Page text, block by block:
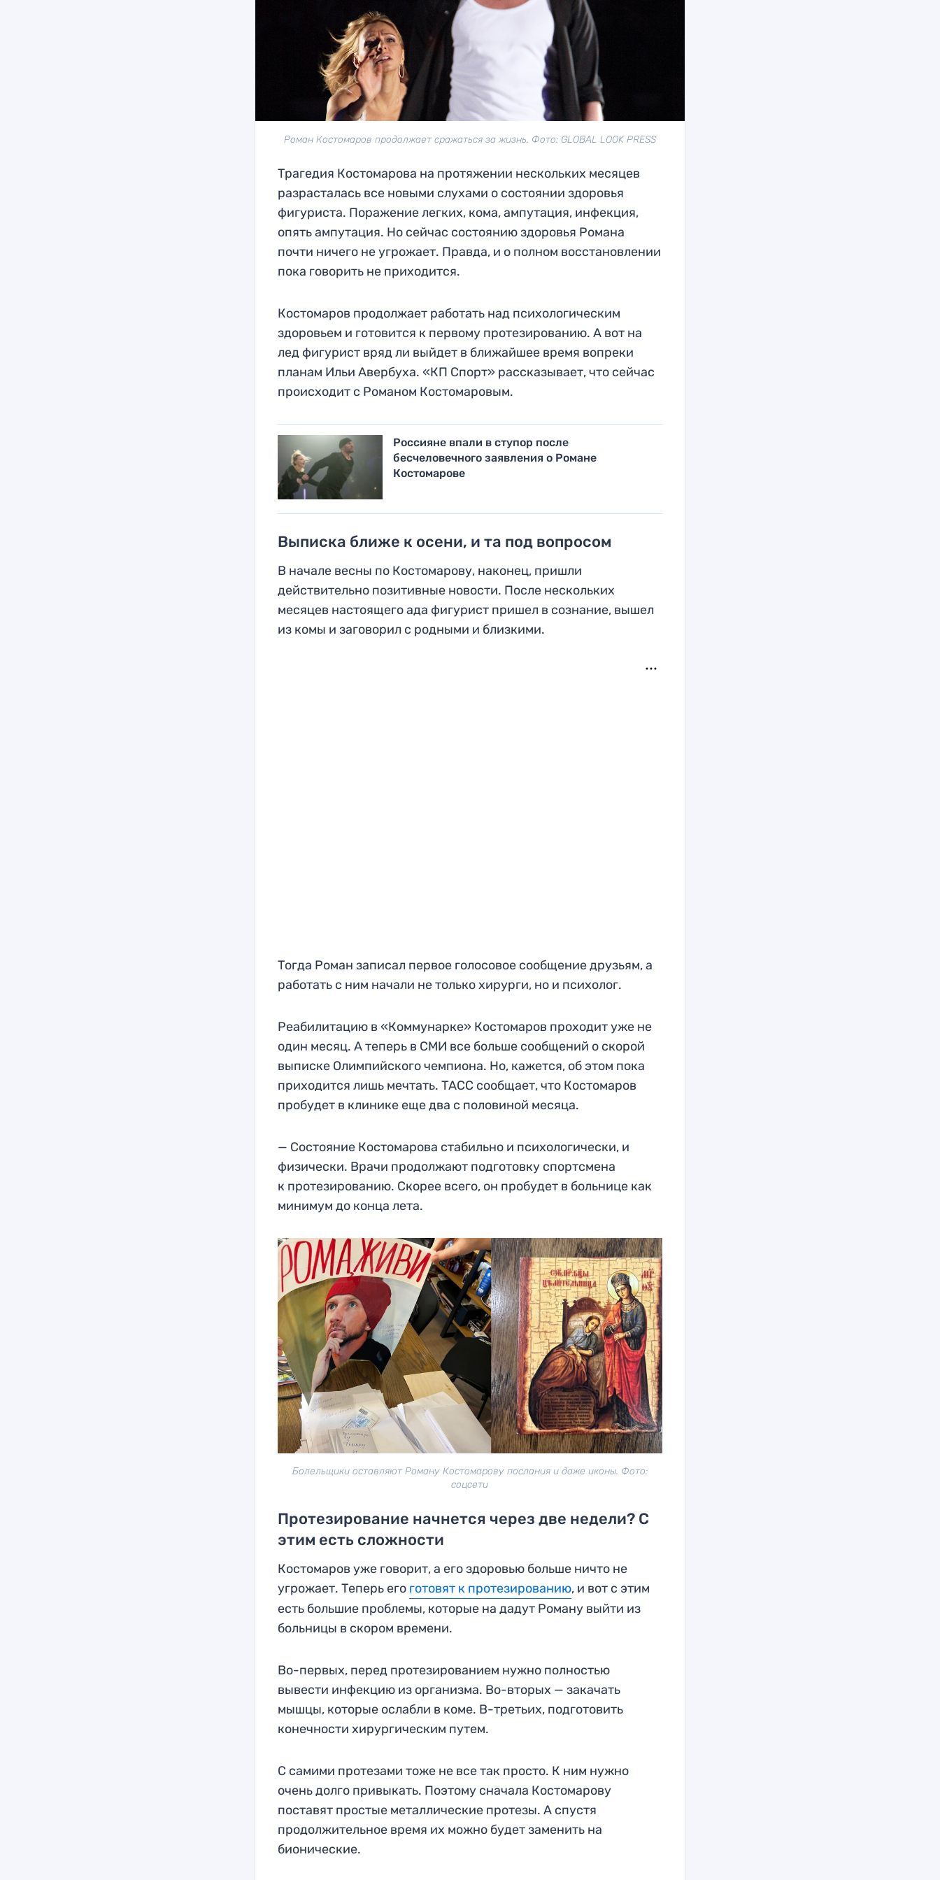
Роман Костомаров продолжает сражаться за жизнь. Фото: GLOBAL LOOK PRESS
Трагедия Костомарова на протяжении нескольких месяцев
разрасталась все новыми слухами о состоянии здоровья
фигуриста. Поражение легких, кома, ампутация, инфекция,
опять ампутация. Но сейчас состоянию здоровья Романа
почти ничего не угрожает. Правда, и о полном восстановлении
пока говорить не приходится.
Костомаров продолжает работать над психологическим
здоровьем и готовится к первому протезированию. А вот на
лед фигурист вряд ли выйдет в ближайшее время вопреки
планам Ильи Авербуха. «КП Спорт» рассказывает, что сейчас
происходит с Романом Костомаровым.
Россияне впали в ступор после
бесчеловечного заявления о Романе
Костомарове
Выписка ближе к осени, и та под вопросом
В начале весны по Костомарову, наконец, пришли
действительно позитивные новости. После нескольких
месяцев настоящего ада фигурист пришел в сознание, вышел
из комы и заговорил с родными и близкими.
Тогда Роман записал первое голосовое сообщение друзьям, а
работать с ним начали не только хирурги, но и психолог.
Реабилитацию в «Коммунарке» Костомаров проходит уже не
один месяц. А теперь в СМИ все больше сообщений о скорой
выписке Олимпийского чемпиона. Но, кажется, об этом пока
приходится лишь мечтать. ТАСС сообщает, что Костомаров
пробудет в клинике еще два с половиной месяца.
— Состояние Костомарова стабильно и психологически, и
физически. Врачи продолжают подготовку спортсмена
к протезированию. Скорее всего, он пробудет в больнице как
минимум до конца лета.
Болельщики оставляют Роману Костомарову послания и даже иконы. Фото:
соцсети
Протезирование начнется через две недели? С
этим есть сложности
Костомаров уже говорит, а его здоровью больше ничто не
угрожает. Теперь его готовят к протезированию, и вот с этим
есть большие проблемы, которые на дадут Роману выйти из
больницы в скором времени.
Во-первых, перед протезированием нужно полностью
вывести инфекцию из организма. Во-вторых — закачать
мышцы, которые ослабли в коме. В-третьих, подготовить
конечности хирургическим путем.
С самими протезами тоже не все так просто. К ним нужно
очень долго привыкать. Поэтому сначала Костомарову
поставят простые металлические протезы. А спустя
продолжительное время их можно будет заменить на
бионические.